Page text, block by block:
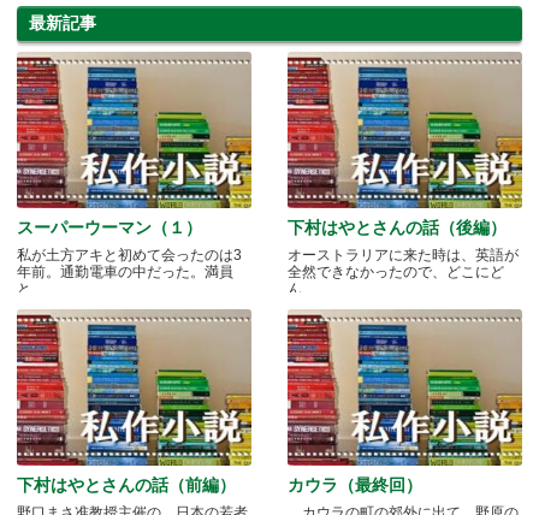
最新記事
スーパーウーマン（１）
私が土方アキと初めて会ったのは3
年前。通勤電車の中だった。満員
と.....
下村はやとさんの話（後編）
オーストラリアに来た時は、英語が
全然できなかったので、どこにど
ん.....
下村はやとさんの話（前編） カウラ（最終回）